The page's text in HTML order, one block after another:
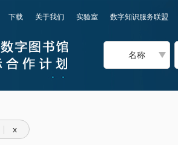
下载 关于我们 实验室 数字知识服务联盟
名称
x